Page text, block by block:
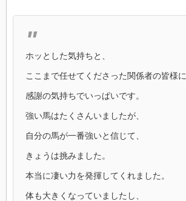
ホッとした気持ちと、
ここまで任せてくださった関係者の皆様に
感謝の気持ちでいっぱいです。
強い馬はたくさんいましたが、
自分の馬が一番強いと信じて、
きょうは挑みました。
本当に凄い力を発揮してくれました。
体も大きくなっていましたし、